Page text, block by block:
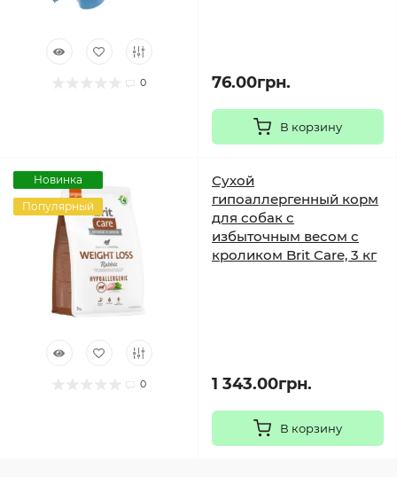
0 76.00грн.
В корзину
Новинка
Популярный
0
Сухой
гипоаллергенный корм
для собак с
избыточным весом с
кроликом Brit Care, 3 кг
1 343.00грн.
В корзину